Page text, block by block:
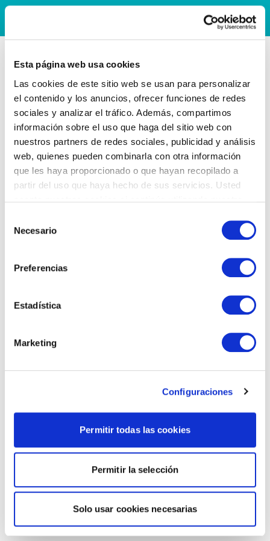
Esta página web usa cookies
Las cookies de este sitio web se usan para personalizar
el contenido y los anuncios, ofrecer funciones de redes
sociales y analizar el tráfico. Además, compartimos
información sobre el uso que haga del sitio web con
nuestros partners de redes sociales, publicidad y análisis
web, quienes pueden combinarla con otra información
que les haya proporcionado o que hayan recopilado a
partir del uso que haya hecho de sus servicios. Usted
Necesario
Preferencias
Estadística
Marketing
Configuraciones
Permitir todas las cookies
Permitir la selección
Solo usar cookies necesarias